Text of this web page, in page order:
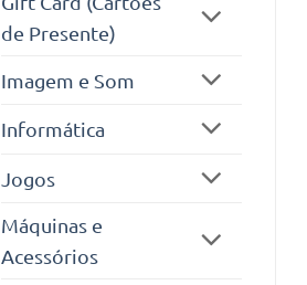
de Presente)
Imagem e Som
Informática
Jogos
Máquinas e
Acessórios